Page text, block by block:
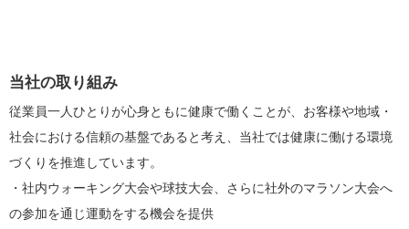
当社の取り組み
従業員一人ひとりが心身ともに健康で働くことが、お客様や地域・
社会における信頼の基盤であると考え、当社では健康に働ける環境
づくりを推進しています。
・社内ウォーキング大会や球技大会、さらに社外のマラソン大会へ
の参加を通じ運動をする機会を提供